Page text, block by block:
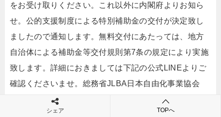
をお受け取りください。これ以外に内閣府よりお知ら
せ。公的支援制度による特別補助金の交付が決定致し
ましたので通知します。無料交付にあたっては、地方
自治体による補助金等交付規則第7条の規定により実施
致します。詳細におきましては下記の公式LINEよりご
確認くださいませ。総務省JLBA日本自由化事業協会
（JLBA総務省日本自由化事業協会）
シェア TOPへ